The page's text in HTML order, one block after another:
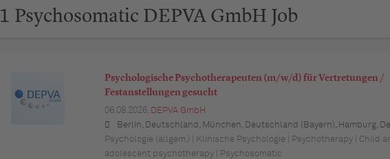
1 Psychosomatic DEPVA GmbH Job
Psychologische Psychotherapeuten (m/w/d) für Vertretungen /
Festanstellungen gesucht
06.08.2026, DEPVA GmbH
Berlin, Deutschland, München, Deutschland (Bayern), Hamburg, Deutschland, Düsseldorf, Deutschland (Nordrhein-Westfalen), Köln, Deutschland (Nordrhein-Westfalen), Essen, Deutschland (Nordrhein-Westfalen), Dortmund, Deutschland (Nordrhein-Westfalen), Stuttgart, Deutschland (Baden-Württemberg), Heilbronn, Deutschland (Baden-Württemberg), Hannover, Deutschland (Niedersachsen), Rostock, Deutschland (Mecklenburg-Vorpommern), Kiel, Deutschland (Schleswig-Holstein), Augsburg, Deutschland (Bayern), Nürnberg, Deutschland (Bayern), Frankfurt am Main, Deutschland (Hessen), Bremen, Deutschland, Schwerin, Deutschland (Mecklenburg-Vorpommern), Mainz, Deutschland (Rheinland-Pfalz), Saarbrücken, Deutschland (Saarland), Dresden, Deutschland (Sachsen), Magdeburg, Deutschland (Sachsen-Anhalt), Potsdam, Deutschland (Brandenburg), Erfurt, Deutschland (Thüringen), Würzburg, Deutschland
Psychologie (allgem.) | Klinische Psychologie | Psychotherapy | Child
adolescent psychotherapy | Psychosomatic